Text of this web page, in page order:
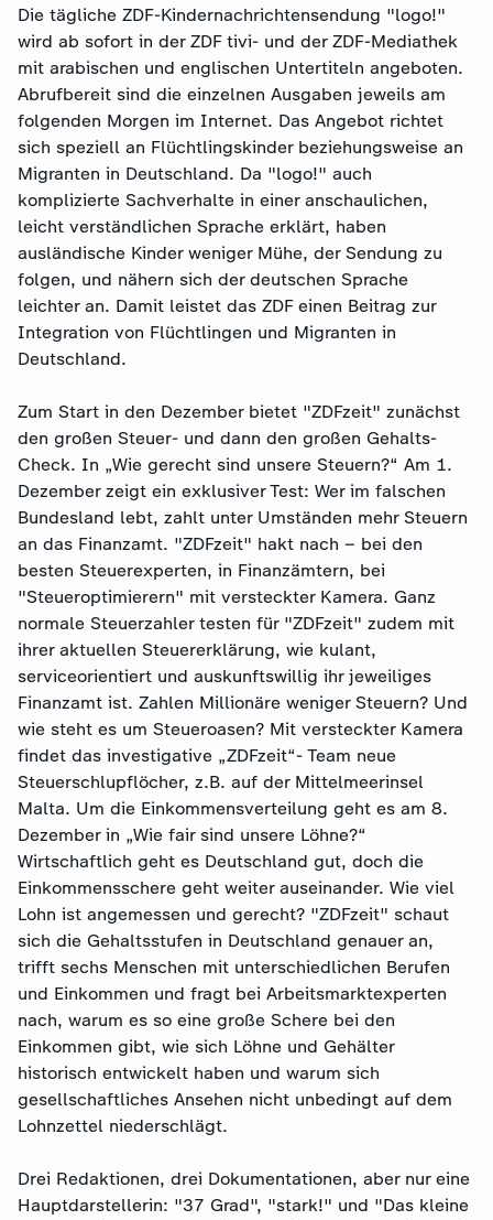
Die tägliche ZDF-Kindernachrichtensendung "logo!"
wird ab sofort in der ZDF tivi- und der ZDF-Mediathek
mit arabischen und englischen Untertiteln angeboten.
Abrufbereit sind die einzelnen Ausgaben jeweils am
folgenden Morgen im Internet. Das Angebot richtet
sich speziell an Flüchtlingskinder beziehungsweise an
Migranten in Deutschland. Da "logo!" auch
komplizierte Sachverhalte in einer anschaulichen,
leicht verständlichen Sprache erklärt, haben
ausländische Kinder weniger Mühe, der Sendung zu
folgen, und nähern sich der deutschen Sprache
leichter an. Damit leistet das ZDF einen Beitrag zur
Integration von Flüchtlingen und Migranten in
Deutschland.
Zum Start in den Dezember bietet "ZDFzeit" zunächst
den großen Steuer- und dann den großen Gehalts-
Check. In „Wie gerecht sind unsere Steuern?“ Am 1.
Dezember zeigt ein exklusiver Test: Wer im falschen
Bundesland lebt, zahlt unter Umständen mehr Steuern
an das Finanzamt. "ZDFzeit" hakt nach – bei den
besten Steuerexperten, in Finanzämtern, bei
"Steueroptimierern" mit versteckter Kamera. Ganz
normale Steuerzahler testen für "ZDFzeit" zudem mit
ihrer aktuellen Steuererklärung, wie kulant,
serviceorientiert und auskunftswillig ihr jeweiliges
Finanzamt ist. Zahlen Millionäre weniger Steuern? Und
wie steht es um Steueroasen? Mit versteckter Kamera
findet das investigative „ZDFzeit“- Team neue
Steuerschlupflöcher, z.B. auf der Mittelmeerinsel
Malta. Um die Einkommensverteilung geht es am 8.
Dezember in „Wie fair sind unsere Löhne?“
Wirtschaftlich geht es Deutschland gut, doch die
Einkommensschere geht weiter auseinander. Wie viel
Lohn ist angemessen und gerecht? "ZDFzeit" schaut
sich die Gehaltsstufen in Deutschland genauer an,
trifft sechs Menschen mit unterschiedlichen Berufen
und Einkommen und fragt bei Arbeitsmarktexperten
nach, warum es so eine große Schere bei den
Einkommen gibt, wie sich Löhne und Gehälter
historisch entwickelt haben und warum sich
gesellschaftliches Ansehen nicht unbedingt auf dem
Lohnzettel niederschlägt.
Drei Redaktionen, drei Dokumentationen, aber nur eine
Hauptdarstellerin: "37 Grad", "stark!" und "Das kleine